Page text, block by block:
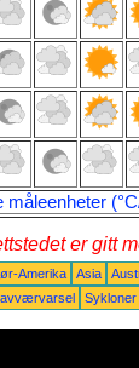
måleenheter
er gitt
Amerika Asia
Sykloner